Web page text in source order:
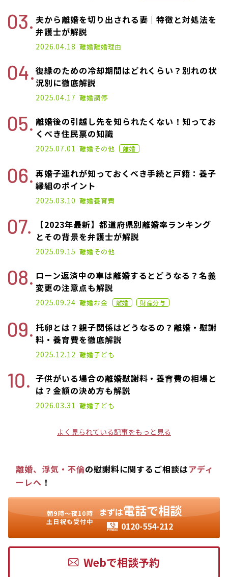
夫から離婚を切り出される妻｜特徴と対処法を
弁護士が解説
2025.04.17
2026.04.18 離婚離婚理由
復縁のための冷却期間はどれくらい？別れの状
況別に徹底解説
2025.04.17 離婚調停
離婚後の引越し先を知られたくない！知ってお
くべき住民票の知識
2021.09.28
2025.07.01 離婚その他 離婚
再婚子連れが知っておくべき手続と戸籍：養子
縁組のポイント
2025.03.10 離婚養育費
【2023年最新】都道府県別離婚率ランキング
とその背景を弁護士が解説
2025.05.27
2025.09.15 離婚その他
ローン返済中の車は離婚するとどうなる？名義
変更の注意点も解説
2021.07.07
2025.09.24 離婚お金 離婚 財産分与
托卵とは？親子関係はどうなるの？離婚・慰謝
料・養育費を徹底解説
2025.12.12 離婚子ども
子供がいる場合の離婚慰謝料・養育費の相場と
は？金額の決め方も解説
2025.07.02
2026.03.31 離婚子ども
よく見られている記事をもっと見る
離婚、浮気・不倫の慰謝料に関するご相談はアディ
ーレへ ！
朝9時〜夜10時
土日祝も受付中
まずは電話で相談
0120-554-212
Webで相談予約